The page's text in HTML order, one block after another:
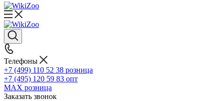
Телефоны
+7 (499) 110 52 38 розница
+7 (495) 120 59 83 опт
MAX розница
Заказать звонок